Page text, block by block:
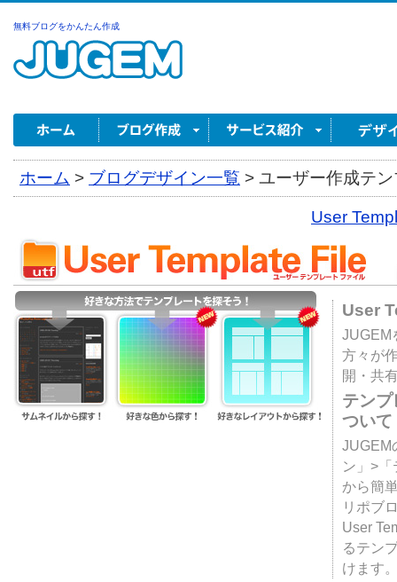
無料ブログをかんたん作成
ホーム > ブログデザイン一覧 > ユーザー作成テ
User
User
JUGEM
方々が
開・共
テン
ついて
JUGEM
ン」>
から簡
リポブ
User
るテン
けます